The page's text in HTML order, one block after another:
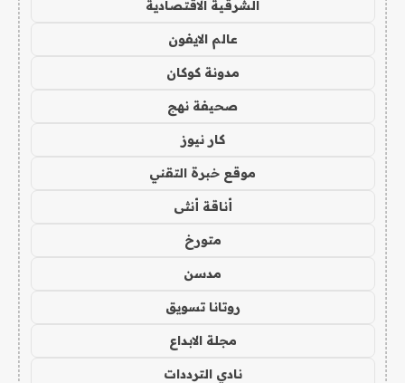
الشرقية الاقتصادية
عالم الايفون
مدونة كوكان
صحيفة نهج
كار نيوز
موقع خبرة التقني
أناقة أنثى
متورخ
مدسن
روتانا تسويق
مجلة الابداع
نادي الترددات